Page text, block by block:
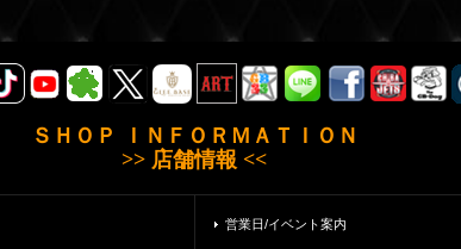
ＳＨＯＰ ＩＮＦＯＲＭＡＴＩＯＮ
>> 店舗情報 <<
営業日/イベント案内